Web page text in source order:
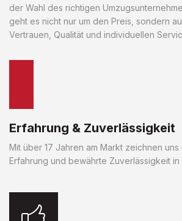
der Wahl des richtigen
geht es nicht nur um den Preis, sondern
Vertrauen, Qualität und individuellen
Erfahrung & Zuverlässigkeit
Mit über 17 Jahren am Markt zeichnen uns
Erfahrung und bewährte Zuverlässigkeit in